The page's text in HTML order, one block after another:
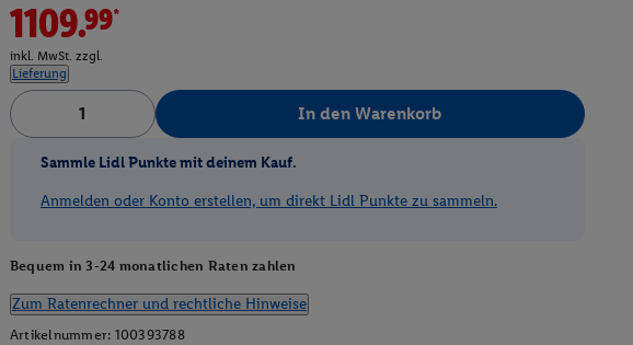
1109.99*
inkl. MwSt. zzgl.
Lieferung
In den Warenkorb
Sammle Lidl Punkte mit deinem Kauf.
Anmelden oder Konto erstellen, um direkt Lidl Punkte zu sammeln.
Bequem in 3-24 monatlichen Raten zahlen
Zum Ratenrechner und rechtliche Hinweise
Artikelnummer: 100393788